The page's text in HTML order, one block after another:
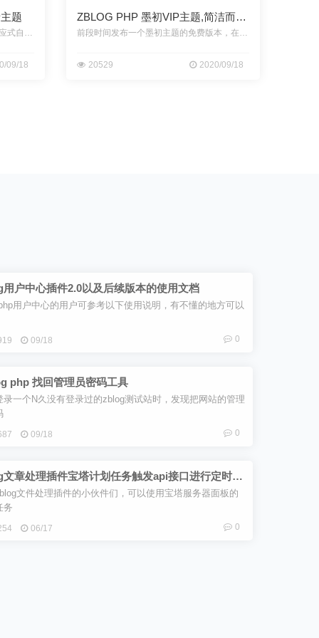
题
经过一个月的精雕细琢，墨初三栏响应式自适应主题正式亮相了，没有华丽的外
09/18
ZBLOG PHP 墨初VIP主题,简洁而不
简单
前段时间发布一个墨初主题的免费版本，在免费版本中并没有加入太多功能，主
20529 2020/09/18
户中心插件2.0以及后续版本的使用文档
用户中心的用户可参考以下使用说明，有不懂的地方可以
09/18 0
php 找回管理员密码工具
录一个N久没有登录过的zblog测试站时，发现把网站的管理
09/18 0
章处理插件宝塔计划任务触发api接口进行定时任
程文件处理插件的小伙件们，可以使用宝塔服务器面板的
务
06/17 0